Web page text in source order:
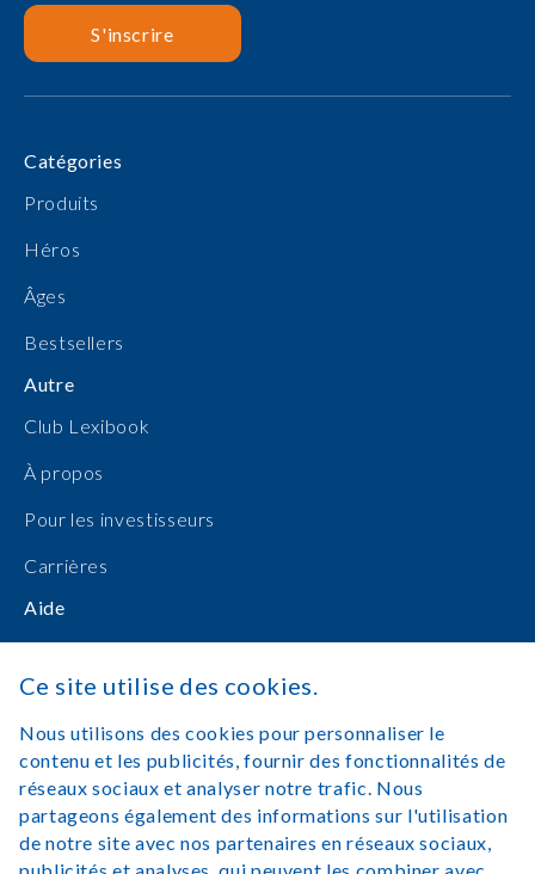
S'inscrire
Catégories
Produits
Héros
Âges
Bestsellers
Autre
Club Lexibook
À propos
Pour les investisseurs
Carrières
Aide
Manuels d'utilisation
Achats en ligne
Nous contacter
Se connecter
Ce site utilise des cookies.
Nous utilisons des cookies pour personnaliser le
contenu et les publicités, fournir des fonctionnalités de
réseaux sociaux et analyser notre trafic. Nous
partageons également des informations sur l'utilisation
de notre site avec nos partenaires en réseaux sociaux,